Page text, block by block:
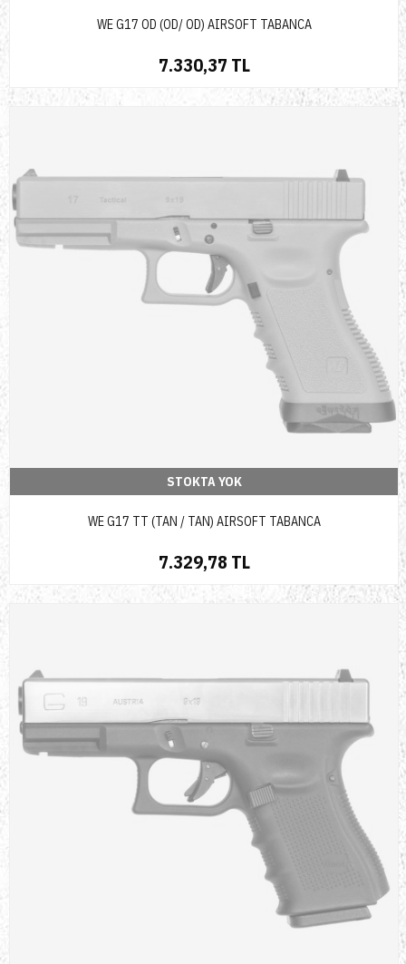
WE G17 OD (OD/ OD) AIRSOFT TABANCA
7.330,37 TL
STOKTA YOK
WE G17 TT (TAN / TAN) AIRSOFT TABANCA
7.329,78 TL